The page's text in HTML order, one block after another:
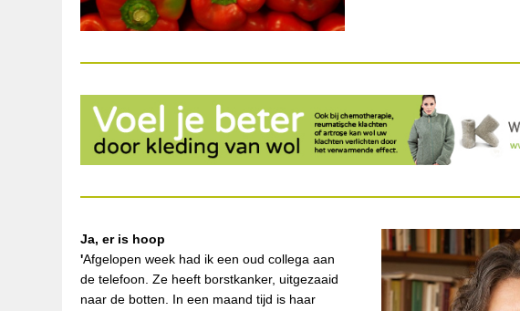
Ja, er is hoop
'Afgelopen week had ik een oud collega aan
de telefoon. Ze heeft borstkanker, uitgezaaid
naar de botten. In een maand tijd is haar